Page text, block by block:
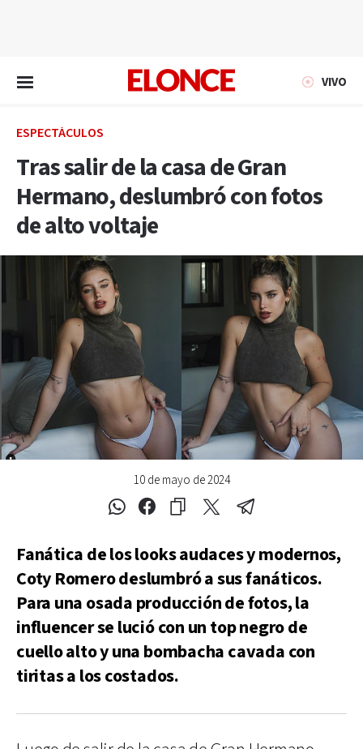
VIVO
ESPECTÁCULOS
Tras salir de la casa de Gran
Hermano, deslumbró con fotos
de alto voltaje
10 de mayo de 2024
Fanática de los looks audaces y modernos,
Coty Romero deslumbró a sus fanáticos.
Para una osada producción de fotos, la
influencer se lució con un top negro de
cuello alto y una bombacha cavada con
tiritas a los costados.